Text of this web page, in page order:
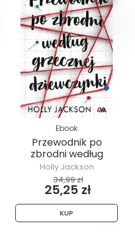
Ebook
Przewodnik po
zbrodni według
grzecznej dziewczynki
Holly Jackson
34,99 zł
25,25 zł
KUP